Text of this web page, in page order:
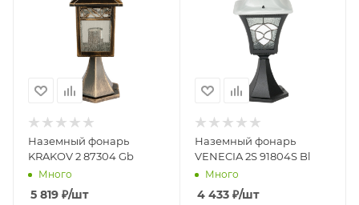
Наземный фонарь
KRAKOV 2 87304 Gb
Много
5 819 ₽/шт
Наземный фонарь
VENECIA 2S 91804S Bl
Много
4 433₽/шт